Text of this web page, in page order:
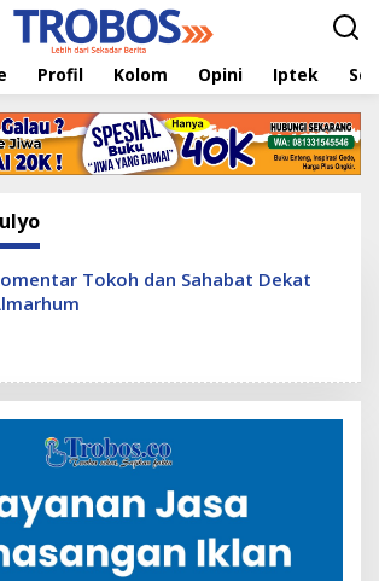
Profil Kolom Opini Iptek
Tokoh dan Sahabat Dekat